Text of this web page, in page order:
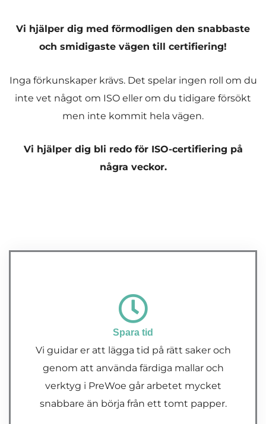
Vi hjälper dig med förmodligen den snabbaste
och smidigaste vägen till certifiering!
Inga förkunskaper krävs. Det spelar ingen roll om du
inte vet något om ISO eller om du tidigare försökt
men inte kommit hela vägen.
Vi hjälper dig bli redo för ISO-certifiering på
några veckor.
Spara tid
Vi guidar er att lägga tid på rätt saker och
genom att använda färdiga mallar och
verktyg i PreWoe går arbetet mycket
snabbare än börja från ett tomt papper.